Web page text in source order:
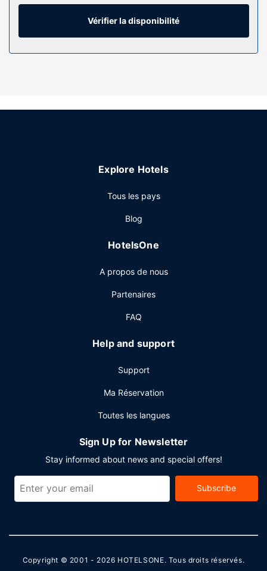
Internet gratuit et des barbecues à charbon.
Vérifier la disponibilité
Explore Hotels
Tous les pays
Blog
HotelsOne
A propos de nous
Partenaires
FAQ
Help and support
Support
Ma Réservation
Toutes les langues
Sign Up for Newsletter
Stay informed about news and special offers!
Subscribe
Copyright © 2001 - 2026 HOTELSONE. Tous droits réservés.